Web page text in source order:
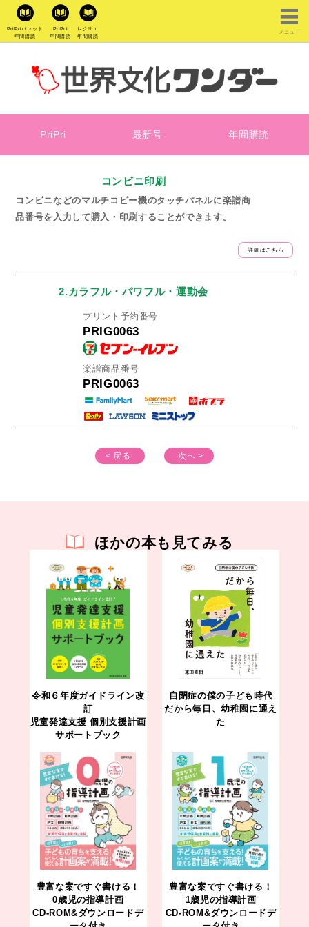
PriPriパレット
年間購読
PriPri
年間購読
レクリエ
年間購読
メニュー
PriPri 最新号 年間購読
コンビニ印刷
コンビニなどのマルチコピー機のタッチパネルに楽譜商
品番号を入力して購入・印刷することができます。
詳細はこちら
2.カラフル・パワフル・運動会
プリント予約番号
PRIG0063
楽譜商品番号
PRIG0063
< 戻る 次へ >
ほかの本も見てみる
令和６年度ガイドライン改
訂
児童発達支援 個別支援計画
サポートブック
自閉症の僕の子ども時代
だから毎日、幼稚園に通え
た
豊富な案ですぐ書ける！
0歳児の指導計画
CD-ROM&ダウンロードデ
豊富な案ですぐ書ける！
1歳児の指導計画
CD-ROM&ダウンロードデ